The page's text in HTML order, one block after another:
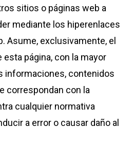
sitios o páginas web a
mediante los hiperenlaces
Asume, exclusivamente, el
página, con la mayor
informaciones, contenidos
correspondan con la
cualquier normativa
a error o causar daño al